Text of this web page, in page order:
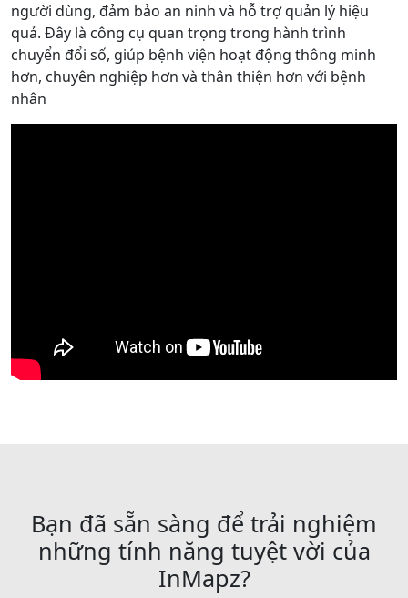
người dùng, đảm bảo an ninh và hỗ trợ quản lý hiệu
quả. Đây là công cụ quan trọng trong hành trình
chuyển đổi số, giúp bệnh viện hoạt động thông minh
hơn, chuyên nghiệp hơn và thân thiện hơn với bệnh
nhân
Bạn đã sẵn sàng để trải nghiệm
những tính năng tuyệt vời của
InMapz?